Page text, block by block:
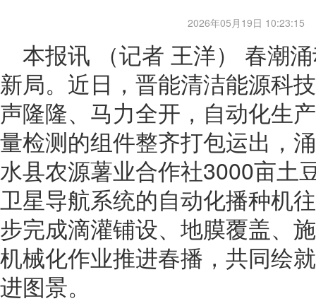
2026年05月19日 10:23:15
本报讯 （记者 王洋） 春潮
新局。近日，晋能清洁能源科
声隆隆、马力全开，自动化生
量检测的组件整齐打包运出，
水县农源薯业合作社3000亩土
卫星导航系统的自动化播种机
步完成滴灌铺设、地膜覆盖、
机械化作业推进春播，共同绘
进图景。